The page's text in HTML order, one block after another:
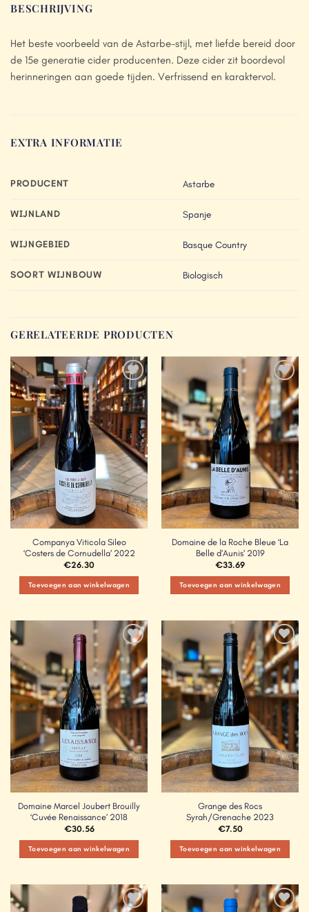
BESCHRIJVING
Het beste voorbeeld van de Astarbe-stijl, met liefde bereid door
de 15e generatie cider producenten. Deze cider zit boordevol
herinneringen aan goede tijden. Verfrissend en karaktervol.
EXTRA INFORMATIE
PRODUCENT Astarbe
WIJNLAND Spanje
WIJNGEBIED Basque Country
SOORT WIJNBOUW Biologisch
GERELATEERDE PRODUCTEN
Add to
Wishlist
Companya Viticola Sileo
‘Costers de Cornudella’ 2022
€26.30
Toevoegen aan winkelwagen
Add to
Wishlist
Domaine de la Roche Bleue ‘La
Belle d’Aunis’ 2019
€33.69
Toevoegen aan winkelwagen
Add to
Wishlist
Domaine Marcel Joubert Brouilly
‘Cuvée Renaissance’ 2018
€30.56
Toevoegen aan winkelwagen
Add to
Wishlist
Grange des Rocs
Syrah/Grenache 2023
€7.50
Toevoegen aan winkelwagen